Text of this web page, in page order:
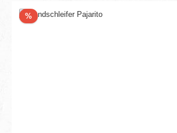
%Rabatt